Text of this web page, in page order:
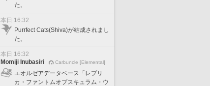
た。
本日 16:32
Purrfect Cats(Shiva)が結成されまし
た。
本日 16:32
Momiji Inubasiri
Carbuncle [Elemental]
エオルゼアデータベース「レプリ
カ・ファントムオブスキュラム・ウ